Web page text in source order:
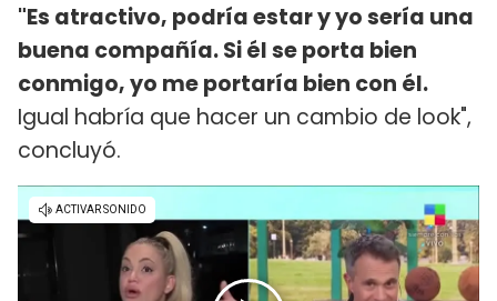
"Es atractivo, podría estar y yo sería una
buena compañía. Si él se porta bien
conmigo, yo me portaría bien con él.
Igual habría que hacer un cambio de look",
concluyó.